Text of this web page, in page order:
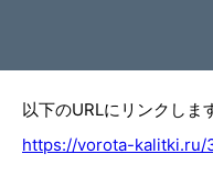
以下のURLにリンクしま
https://vorota-kalitki.ru/